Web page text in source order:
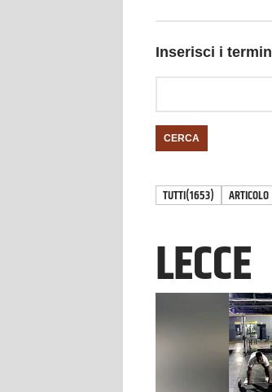
Inserisci i
CERCA
TUTTI(1653) ARTICOLO
LECCE